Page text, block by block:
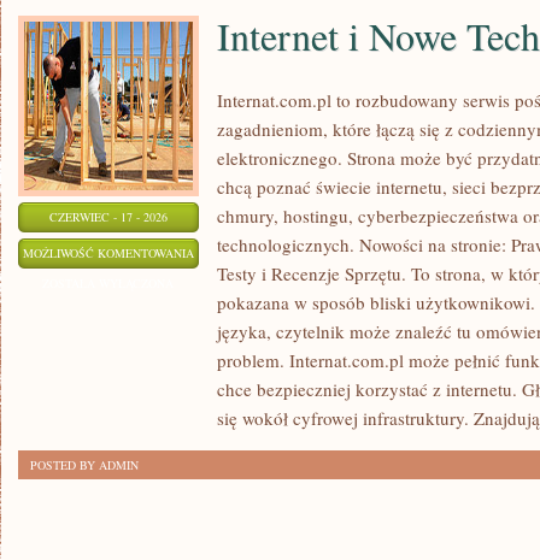
CZERWIEC - 17 - 2026
MOŻLIWOŚĆ KOMENTOWANIA INTERNET
NOWE
TECHNOLOGIE
Internet i Nowe
Internat.com.pl to rozbudowany serwis
zagadnieniom, które łączą się z
elektronicznego. Strona może być
chcą poznać świecie internetu, sieci
chmury, hostingu, cyberbezpieczeństwa
technologicznych. Nowości na stronie:
Testy i Recenzje Sprzętu. To strona, w
pokazana w sposób bliski
języka, czytelnik może znaleźć tu
problem. Internat.com.pl może pełnić
chce bezpieczniej korzystać z internetu.
się wokół cyfrowej infrastruktury.
POSTED BY ADMIN